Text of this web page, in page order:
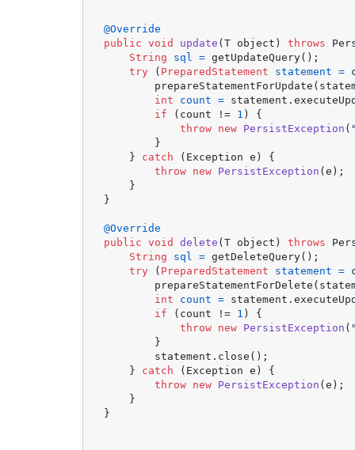
@Override
public
void update (T object) throws
String
sql = getUpdateQuery();
try ( PreparedStatement statement =
int
count =
if (count != 1 ) {
throw new PersistException (
        }
    }
catch (Exception e) {
throw new PersistException (e);
    }
}
@Override
public
void delete (T object) throws
String
sql = getDeleteQuery();
try ( PreparedStatement statement =
int
count =
if (count != 1 ) {
throw new PersistException (
        }
        statement.close();
    }
catch (Exception e) {
throw new PersistException (e);
    }